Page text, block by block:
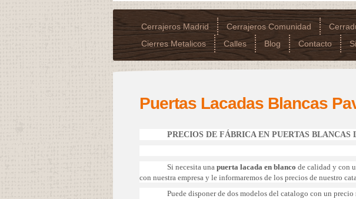
Cerrajeros Madrid Cerrajeros Comunidad
Cierres Metalicos
Calles Blog Contacto
Puertas Lacadas Blancas
PRECIOS DE FÁBRICA EN PUERTAS BLANCAS
Si necesita unapuerta lacada en blanco de calidad y con
con nuestra empresa y le informaremos de los precios de nuestro
Puede disponer de dos modelos del catalogo con un